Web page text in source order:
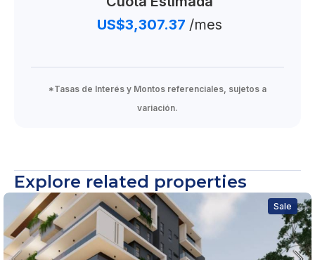
US$3,307.37 /mes
*Tasas de Interés y Montos referenciales, sujetos a
variación.
Explore related properties
Sale